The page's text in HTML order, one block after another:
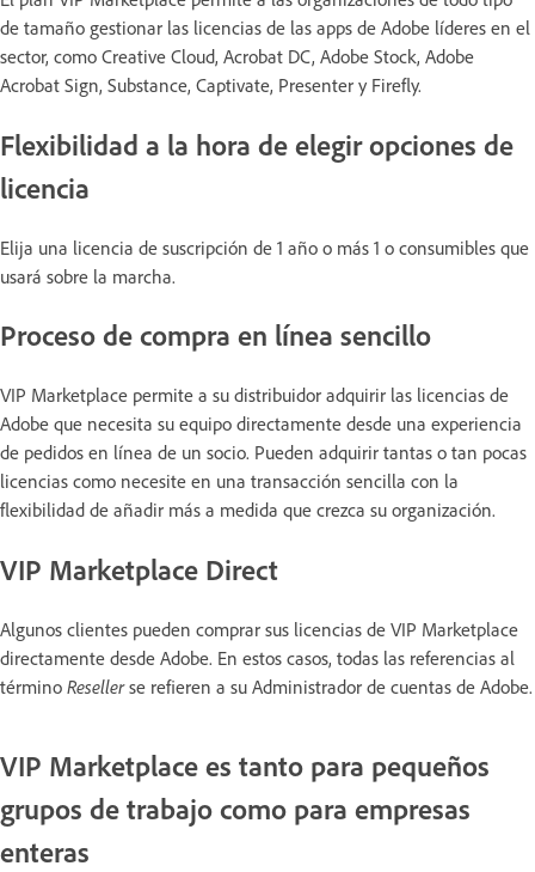
de tamaño gestionar las licencias de las apps de Adobe líderes en el
sector, como Creative Cloud, Acrobat DC, Adobe Stock, Adobe
Acrobat Sign, Substance, Captivate, Presenter y Firefly.
Flexibilidad a la hora de elegir opciones de
licencia
Elija una licencia de suscripción de 1 año o más 1 o consumibles que
usará sobre la marcha.
Proceso de compra en línea sencillo
VIP Marketplace permite a su distribuidor adquirir las licencias de
Adobe que necesita su equipo directamente desde una experiencia
de pedidos en línea de un socio. Pueden adquirir tantas o tan pocas
licencias como necesite en una transacción sencilla con la
flexibilidad de añadir más a medida que crezca su organización.
VIP Marketplace Direct
Algunos clientes pueden comprar sus licencias de VIP Marketplace
directamente desde Adobe. En estos casos, todas las referencias al
término Resellerse refieren a su Administrador de cuentas de Adobe.
VIP Marketplace es tanto para pequeños
grupos de trabajo como para empresas
enteras